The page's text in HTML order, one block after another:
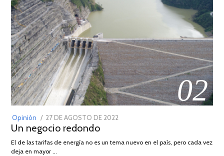
02
Opinión
POSTED
ON
27 DE AGOSTO DE 2022
DE
Un negocio redondo
El de las tarifas de energía no es un tema nuevo en el país, pero cada vez
deja en mayor …